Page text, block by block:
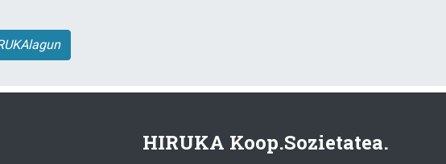
HIRUKA Koop.Sozietatea.